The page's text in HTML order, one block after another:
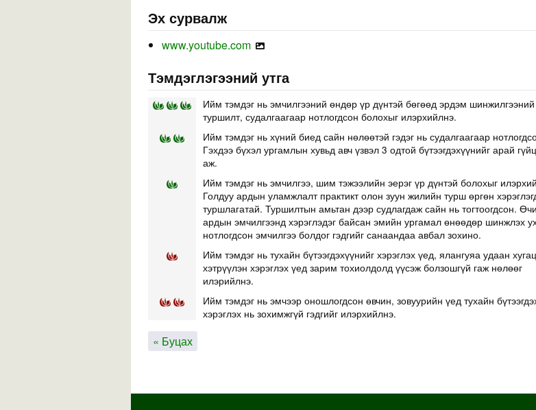
Эх сурвалж
www.youtube.com
Тэмдэглэгээний утга
Ийм тэмдэг нь эмчилгээний өндөр үр дүнтэй бөгөөд эрдэм шинжилгээний
туршилт, судалгаагаар нотлогдсон болохыг илэрхийлнэ.
Ийм тэмдэг нь хүний биед сайн нөлөөтэй гэдэг нь судалгаагаар
Гэхдээ бүхэл ургамлын хувьд авч үзвэл 3 одтой бүтээгдэхүүнийг арай
аж.
Ийм тэмдэг нь эмчилгээ, шим тэжээлийн эерэг үр дүнтэй болохыг
Голдуу ардын уламжлалт практикт олон зуун жилийн турш өргөн
туршлагатай. Туршилтын амьтан дээр судлагдаж сайн нь тогтоогдсон.
ардын эмчилгээнд хэрэглэдэг байсан эмийн ургамал өнөөдөр шинжлэх
нотлогдсон эмчилгээ болдог гэдгийг санаандаа авбал зохино.
Ийм тэмдэг нь тухайн бүтээгдэхүүнийг хэрэглэх үед, ялангуяа удаан
хэтрүүлэн хэрэглэх үед зарим тохиолдолд үүсэж болзошгүй гаж нөлөөг
илэрийлнэ.
Ийм тэмдэг нь эмчээр оношлогдсон өвчин, зовуурийн үед тухайн
хэрэглэх нь зохимжгүй гэдгийг илэрхийлнэ.
« Буцах